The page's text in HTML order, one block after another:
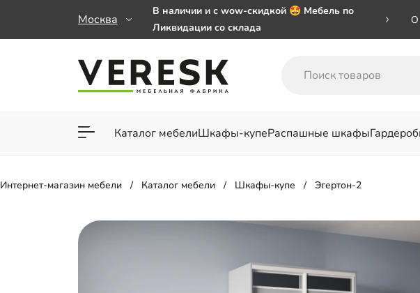
Москва
В наличии и с wow-скидкой 🤩 Мебель по
Ликвидации со склада
заказе от 50 000 ₽
Важно! Наш Whatsapp переехал на номер
О
Каталог мебелиШкафы-купеРаспашные шкафы
Для гостиной Для спальни
Интернет-магазин мебели Каталог мебели Шкафы-купе Эгертон-2